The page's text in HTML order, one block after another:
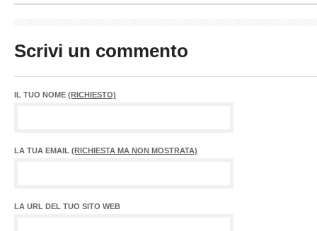
Scrivi un commento
IL TUO NOME (RICHIESTO)
LA TUA EMAIL (RICHIESTA MA NON MOSTRATA)
LA URL DEL TUO SITO WEB